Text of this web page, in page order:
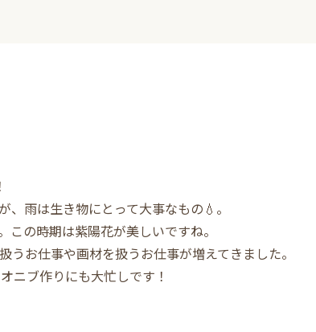
雨は生き物にとって大事なもの💧。
の時期は紫陽花が美しいですね。
お仕事や画材を扱うお仕事が増えてきました。
ニブ作りにも大忙しです！